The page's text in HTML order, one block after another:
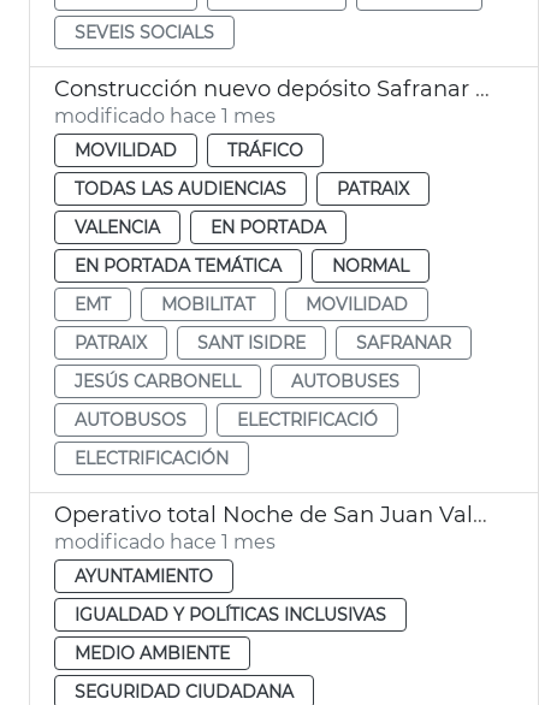
SEVEIS SOCIALS
Construcción nuevo depósito Safranar EMT València
modificado hace 1 mes
MOVILIDAD
TRÁFICO
TODAS LAS AUDIENCIAS
PATRAIX
VALENCIA
EN PORTADA
EN PORTADA TEMÁTICA
NORMAL
EMT
MOBILITAT
MOVILIDAD
PATRAIX
SANT ISIDRE
SAFRANAR
JESÚS CARBONELL
AUTOBUSES
AUTOBUSOS
ELECTRIFICACIÓ
ELECTRIFICACIÓN
Operativo total Noche de San Juan València. Movilidad, limpieza y seguridad
modificado hace 1 mes
AYUNTAMIENTO
IGUALDAD Y POLÍTICAS INCLUSIVAS
MEDIO AMBIENTE
SEGURIDAD CIUDADANA